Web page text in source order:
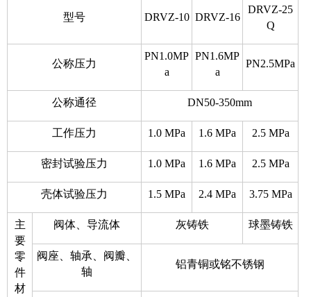
型号 DRVZ-10 DRVZ-16
DRVZ-25
Q
公称压力
PN1.0MP
a
PN1.6MP
a
PN2.5MPa
公称通径 DN50-350mm
工作压力 1.0 MPa 1.6 MPa 2.5 MPa
密封试验压力 1.0 MPa 1.6 MPa 2.5 MPa
壳体试验压力 1.5 MPa 2.4 MPa 3.75 MPa
主
要
零
件
材
阀体、导流体 灰铸铁 球墨铸铁
阀座、轴承、阀瓣、
轴
铝青铜或铭不锈钢